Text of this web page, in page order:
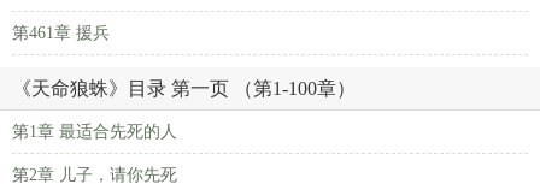
第461章 援兵
《天命狼蛛》目录 第一页 （第1-100章）
第1章 最适合先死的人
第2章 儿子，请你先死